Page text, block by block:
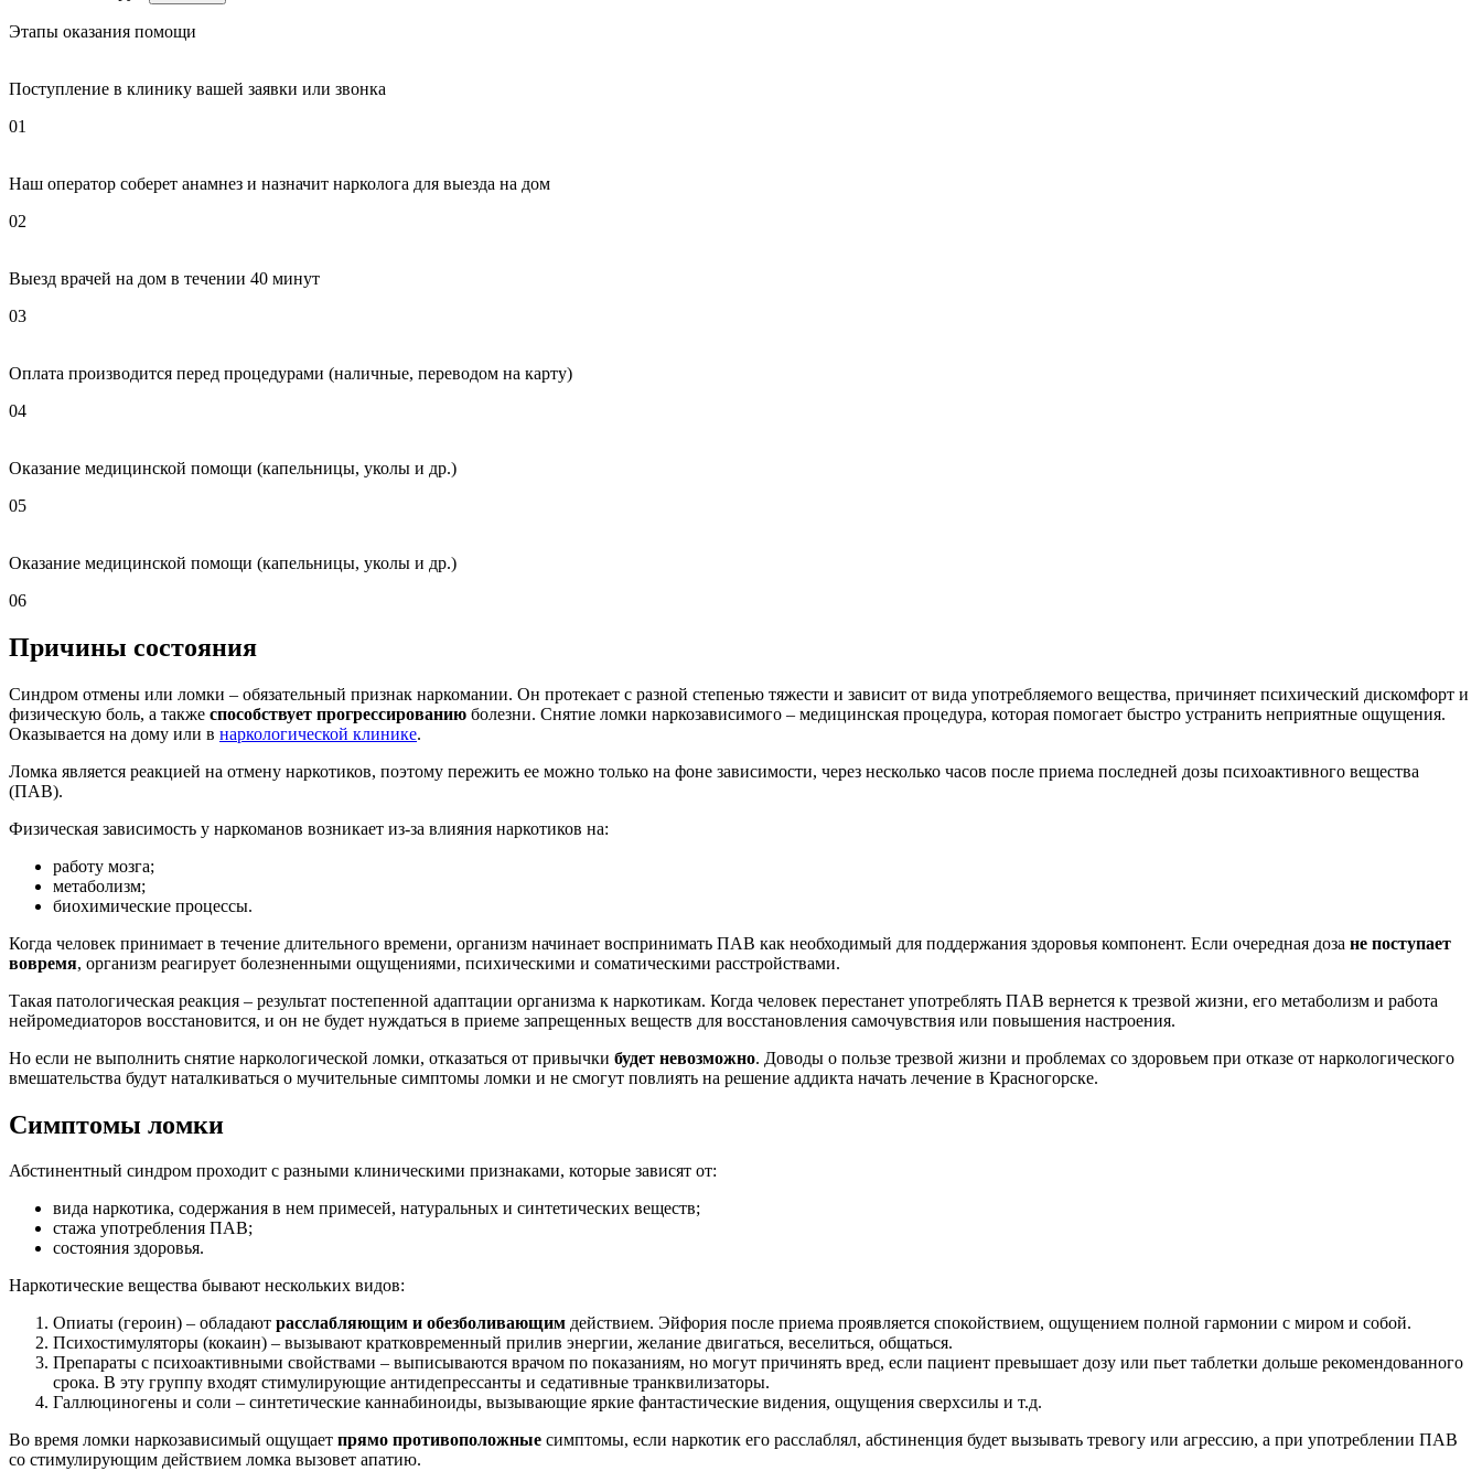
Этапы оказания помощи
Поступление в клинику вашей заявки или звонка
01
Наш оператор соберет анамнез и назначит нарколога для выезда на дом
02
Выезд врачей на дом в течении 40 минут
03
Оплата производится перед процедурами (наличные, переводом на карту)
04
Оказание медицинской помощи (капельницы, уколы и др.)
05
Оказание медицинской помощи (капельницы, уколы и др.)
06
Причины состояния
Синдром отмены или ломки – обязательный признак наркомании. Он протекает с разной степенью тяжести и зависит от вида употребляемого вещества, причиняет психический дискомфорт и
физическую боль, а также способствует прогрессированию болезни. Снятие ломки наркозависимого – медицинская процедура, которая помогает быстро устранить неприятные ощущения.
Оказывается на дому или в наркологической клинике.
Ломка является реакцией на отмену наркотиков, поэтому пережить ее можно только на фоне зависимости, через несколько часов после приема последней дозы психоактивного вещества
(ПАВ).
Физическая зависимость у наркоманов возникает из-за влияния наркотиков на:
работу мозга;
метаболизм;
биохимические процессы.
Когда человек принимает в течение длительного времени, организм начинает воспринимать ПАВ как необходимый для поддержания здоровья компонент. Если очередная доза не поступает
вовремя, организм реагирует болезненными ощущениями, психическими и соматическими расстройствами.
Такая патологическая реакция – результат постепенной адаптации организма к наркотикам. Когда человек перестанет употреблять ПАВ вернется к трезвой жизни, его метаболизм и работа
нейромедиаторов восстановится, и он не будет нуждаться в приеме запрещенных веществ для восстановления самочувствия или повышения настроения.
Но если не выполнить снятие наркологической ломки, отказаться от привычки будет невозможно. Доводы о пользе трезвой жизни и проблемах со здоровьем при отказе от наркологического
вмешательства будут наталкиваться о мучительные симптомы ломки и не смогут повлиять на решение аддикта начать лечение в Красногорске.
Симптомы ломки
Абстинентный синдром проходит с разными клиническими признаками, которые зависят от:
вида наркотика, содержания в нем примесей, натуральных и синтетических веществ;
стажа употребления ПАВ;
состояния здоровья.
Наркотические вещества бывают нескольких видов:
Опиаты (героин) – обладают расслабляющим и обезболивающим действием. Эйфория после приема проявляется спокойствием, ощущением полной гармонии с миром и собой.
Психостимуляторы (кокаин) – вызывают кратковременный прилив энергии, желание двигаться, веселиться, общаться.
Препараты с психоактивными свойствами – выписываются врачом по показаниям, но могут причинять вред, если пациент превышает дозу или пьет таблетки дольше рекомендованного
срока. В эту группу входят стимулирующие антидепрессанты и седативные транквилизаторы.
Галлюциногены и соли – синтетические каннабиноиды, вызывающие яркие фантастические видения, ощущения сверхсилы и т.д.
Во время ломки наркозависимый ощущает прямо противоположные симптомы, если наркотик его расслаблял, абстиненция будет вызывать тревогу или агрессию, а при употреблении ПАВ
со стимулирующим действием ломка вызовет апатию.